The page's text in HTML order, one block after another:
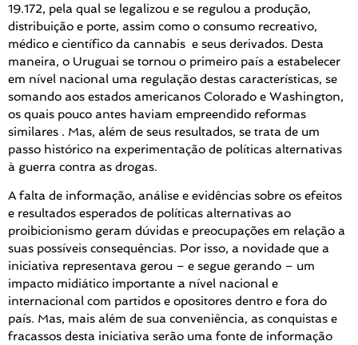
19.172, pela qual se legalizou e se regulou a produção,
distribuição e porte, assim como o consumo recreativo,
médico e científico da cannabis e seus derivados. Desta
maneira, o Uruguai se tornou o primeiro país a estabelecer
em nível nacional uma regulação destas características, se
somando aos estados americanos Colorado e Washington,
os quais pouco antes haviam empreendido reformas
similares . Mas, além de seus resultados, se trata de um
passo histórico na experimentação de políticas alternativas
à guerra contra as drogas.
A falta de informação, análise e evidências sobre os efeitos
e resultados esperados de políticas alternativas ao
proibicionismo geram dúvidas e preocupações em relação a
suas possíveis consequências. Por isso, a novidade que a
iniciativa representava gerou – e segue gerando – um
impacto midiático importante a nível nacional e
internacional com partidos e opositores dentro e fora do
país. Mas, mais além de sua conveniência, as conquistas e
fracassos desta iniciativa serão uma fonte de informação